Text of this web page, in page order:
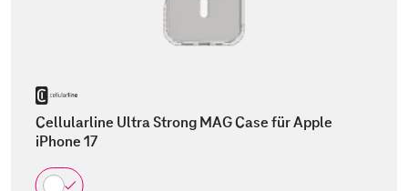
Cellularline Ultra Strong MAG Case für Apple
iPhone 17